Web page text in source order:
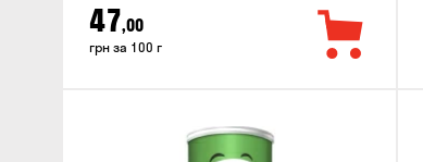
47,00
грн за 100 г